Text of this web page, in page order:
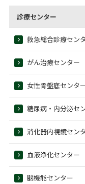
診療センター
救急総合診療セン
がん治療センター
女性骨盤底センタ
糖尿病・内分泌セ
消化器内視鏡セン
血液浄化センター
脳機能センター